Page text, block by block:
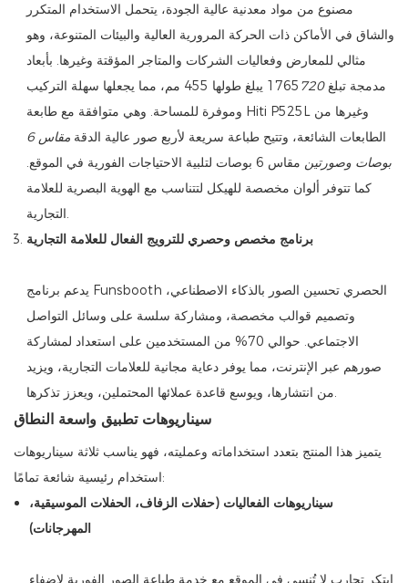
مصنوع من مواد معدنية عالية الجودة، يتحمل الاستخدام المتكرر
والشاق في الأماكن ذات الحركة المرورية العالية والبيئات المتنوعة، وهو
مثالي للمعارض وفعاليات الشركات والمتاجر المؤقتة وغيرها. بأبعاد
مدمجة تبلغ 1765720
يبلغ طولها 455 مم، مما يجعلها سهلة التركيب
وموفرة للمساحة. وهي متوافقة مع طابعة Hiti P525L وغيرها من
الطابعات الشائعة، وتتيح طباعة سريعة لأربع صور عالية الدقة
مقاس 6
بوصات وصورتين
مقاس 6 بوصات لتلبية الاحتياجات الفورية في الموقع.
كما تتوفر ألوان مخصصة للهيكل لتتناسب مع الهوية البصرية للعلامة
التجارية.
برنامج مخصص وحصري للترويج الفعال للعلامة التجارية
يدعم برنامج Funsbooth الحصري تحسين الصور بالذكاء الاصطناعي،
وتصميم قوالب مخصصة، ومشاركة سلسة على وسائل التواصل
الاجتماعي. حوالي 70% من المستخدمين على استعداد لمشاركة
صورهم عبر الإنترنت، مما يوفر دعاية مجانية للعلامات التجارية، ويزيد
من انتشارها، ويوسع قاعدة عملائها المحتملين، ويعزز تذكرها.
سيناريوهات تطبيق واسعة النطاق
يتميز هذا المنتج بتعدد استخداماته وعمليته، فهو يناسب ثلاثة سيناريوهات
استخدام رئيسية شائعة تمامًا:
سيناريوهات الفعاليات (حفلات الزفاف، الحفلات الموسيقية،
المهرجانات)
ابتكر تجارب لا تُنسى في الموقع مع خدمة طباعة الصور الفورية لإضفاء